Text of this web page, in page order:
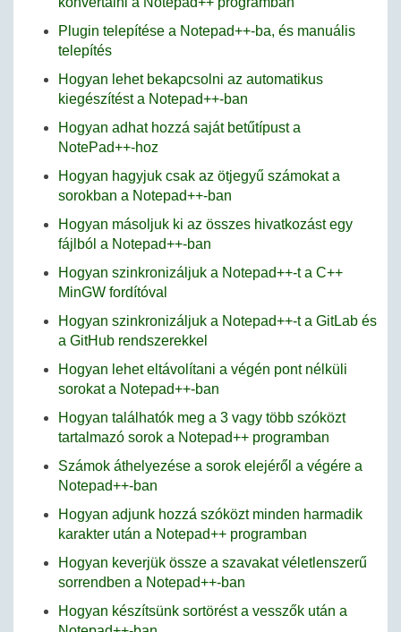
Plugin telepítése a Notepad++-ba, és manuális
telepítés
Hogyan lehet bekapcsolni az automatikus
kiegészítést a Notepad++-ban
Hogyan adhat hozzá saját betűtípust a
NotePad++-hoz
Hogyan hagyjuk csak az ötjegyű számokat a
sorokban a Notepad++-ban
Hogyan másoljuk ki az összes hivatkozást egy
fájlból a Notepad++-ban
Hogyan szinkronizáljuk a Notepad++-t a C++
MinGW fordítóval
Hogyan szinkronizáljuk a Notepad++-t a GitLab és
a GitHub rendszerekkel
Hogyan lehet eltávolítani a végén pont nélküli
sorokat a Notepad++-ban
Hogyan találhatók meg a 3 vagy több szóközt
tartalmazó sorok a Notepad++ programban
Számok áthelyezése a sorok elejéről a végére a
Notepad++-ban
Hogyan adjunk hozzá szóközt minden harmadik
karakter után a Notepad++ programban
Hogyan keverjük össze a szavakat véletlenszerű
sorrendben a Notepad++-ban
Hogyan készítsünk sortörést a vesszők után a